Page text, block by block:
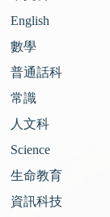
English
數學
普通話科
常識
人文科
Science
生命教育
資訊科技